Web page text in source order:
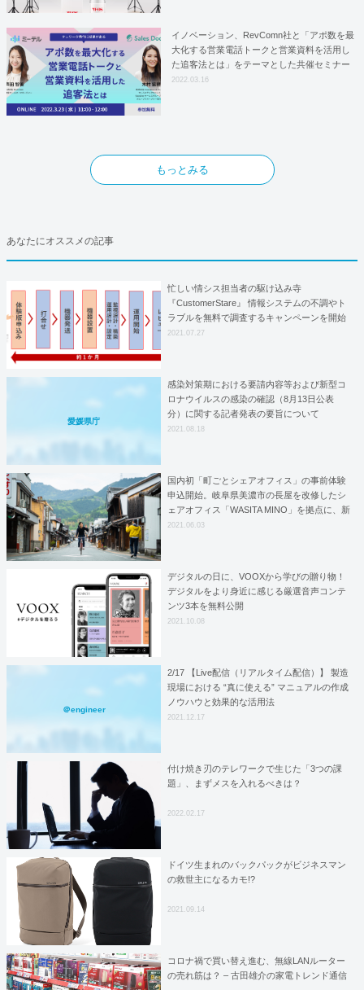
イノベーション、RevComn社と「アポ数を最
大化する営業電話トークと営業資料を活用し
た追客法とは」をテーマとした共催セミナー
を開催！
2022.03.16
もっとみる
あなたにオススメの記事
忙しい情シス担当者の駆け込み寺
『CustomerStare』 情報システムの不調やト
ラブルを無料で調査するキャンペーンを開始
2021.07.27
愛媛県庁
感染対策期における要請内容等および新型コ
ロナウイルスの感染の確認（8月13日公表
分）に関する記者発表の要旨について
2021.08.18
国内初「町ごとシェアオフィス」の事前体験
申込開始。岐阜県美濃市の長屋を改修したシ
ェアオフィス「WASITA MINO」を拠点に、新
しい働き方と豊かな暮らしを
2021.06.03
デジタルの日に、VOOXから学びの贈り物！
デジタルをより身近に感じる厳選音声コンテ
ンツ3本を無料公開
2021.10.08
＠engineer
2/17 【Live配信（リアルタイム配信）】 製造
現場における “真に使える” マニュアルの作成
ノウハウと効果的な活用法
2021.12.17
付け焼き刃のテレワークで生じた「3つの課
題」、まずメスを入れるべきは？
2022.02.17
ドイツ生まれのバックパックがビジネスマン
の救世主になるカモ!?
2021.09.14
コロナ禍で買い替え進む、無線LANルーター
の売れ筋は？ – 古田雄介の家電トレンド通信